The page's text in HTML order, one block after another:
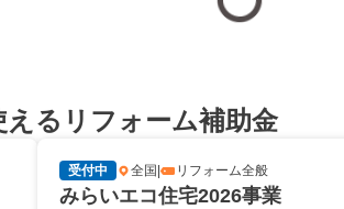
るリフォーム補助金
受付中 全国 リフォーム全般
みらいエコ住宅2026事業